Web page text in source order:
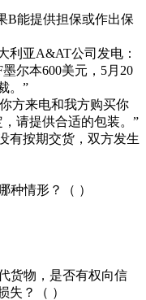
B能提供担保或作出保
利亚A&AT公司发电：
尔本600美元，5月20
。”
方来电和我方购买你
请提供合适的包装。”
有按期交货，双方发生
种情形？（ ）
货物，是否有权向信
失？（ ）